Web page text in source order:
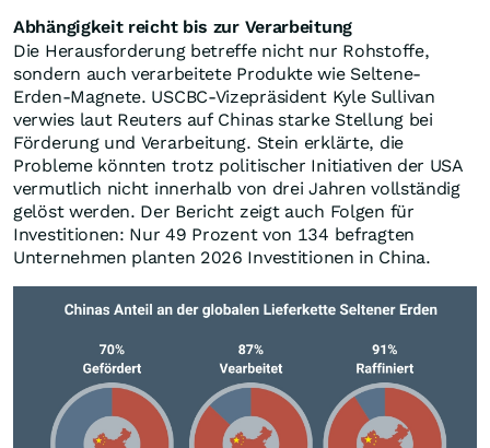
Abhängigkeit reicht bis zur Verarbeitung
Die Herausforderung betreffe nicht nur Rohstoffe,
sondern auch verarbeitete Produkte wie Seltene-
Erden-Magnete. USCBC-Vizepräsident Kyle Sullivan
verwies laut Reuters auf Chinas starke Stellung bei
Förderung und Verarbeitung. Stein erklärte, die
Probleme könnten trotz politischer Initiativen der USA
vermutlich nicht innerhalb von drei Jahren vollständig
gelöst werden. Der Bericht zeigt auch Folgen für
Investitionen: Nur 49 Prozent von 134 befragten
Unternehmen planten 2026 Investitionen in China.